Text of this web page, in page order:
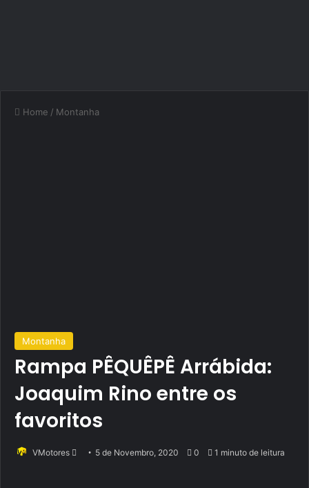
Home / Montanha
Montanha
Rampa PÊQUÊPÊ Arrábida:
Joaquim Rino entre os
favoritos
VMotores
Send 5 de Novembro, 2020 0 1 minuto de leitura